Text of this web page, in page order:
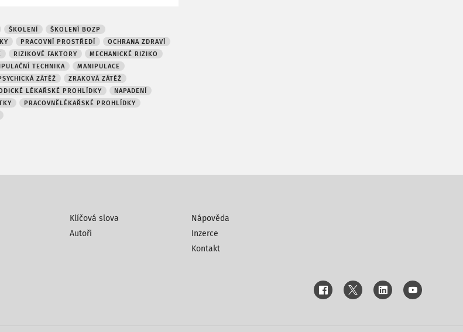
ŠKOLENÍ
ŠKOLENÍ BOZP
PRACOVNÍ PROSTŘEDÍ
OCHRANA ZDRAVÍ
RIZIKOVÉ FAKTORY
MECHANICKÉ RIZIKO
TECHNIKA
MANIPULACE
ZÁTĚŽ
ZRAKOVÁ ZÁTĚŽ
LÉKAŘSKÉ PROHLÍDKY
NAPADENÍ
PRACOVNĚLÉKAŘSKÉ PROHLÍDKY
Klíčová slova
Autoři
Nápověda
Inzerce
Kontakt